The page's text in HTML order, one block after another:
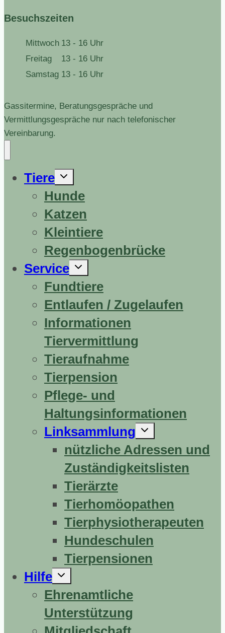
Besuchszeiten
Mittwoch 13 - 16 Uhr
Freitag
13 - 16 Uhr
Samstag 13 - 16 Uhr
Gassitermine, Beratungsgespräche und
Vermittlungsgespräche nur nach telefonischer
Vereinbarung.
Tiere
Untermenü
erweitern
Hunde
Katzen
Kleintiere
Regenbogenbrücke
Service
Untermenü
erweitern
Fundtiere
Entlaufen / Zugelaufen
Informationen
Tiervermittlung
Tieraufnahme
Tierpension
Pflege- und
Haltungsinformationen
Linksammlung
Untermenü
erweitern
nützliche Adressen und
Zuständigkeitslisten
Tierärzte
Tierhomöopathen
Tierphysiotherapeuten
Hundeschulen
Tierpensionen
Hilfe
Untermenü
erweitern
Ehrenamtliche
Unterstützung